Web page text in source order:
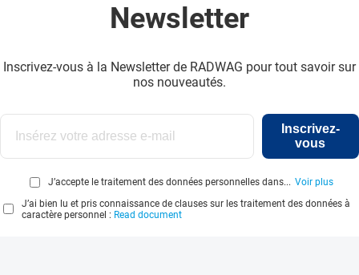
Newsletter
Inscrivez-vous à la Newsletter de RADWAG pour tout savoir sur
nos nouveautés.
Inscrivez-
vous
J’accepte le traitement des données personnelles dans... Voir plus
J’ai bien lu et pris connaissance de clauses sur les traitement des données à
caractère personnel : Read document